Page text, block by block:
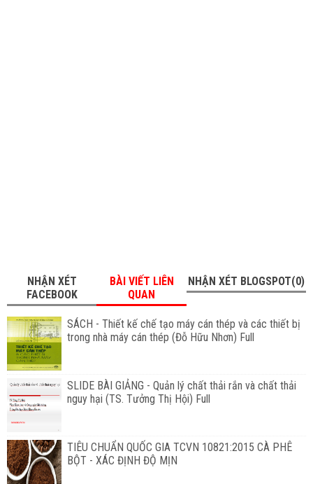
NHẬN XÉT
FACEBOOK
BÀI VIẾT LIÊN
QUAN
NHẬN XÉT BLOGSPOT(0)
SÁCH - Thiết kế chế tạo máy cán thép và các thiết bị
trong nhà máy cán thép (Đỗ Hữu Nhơn) Full
SLIDE BÀI GIẢNG - Quản lý chất thải rắn và chất thải
nguy hại (TS. Tưởng Thị Hội) Full
TIÊU CHUẨN QUỐC GIA TCVN 10821:2015 CÀ PHÊ
BỘT - XÁC ĐỊNH ĐỘ MỊN